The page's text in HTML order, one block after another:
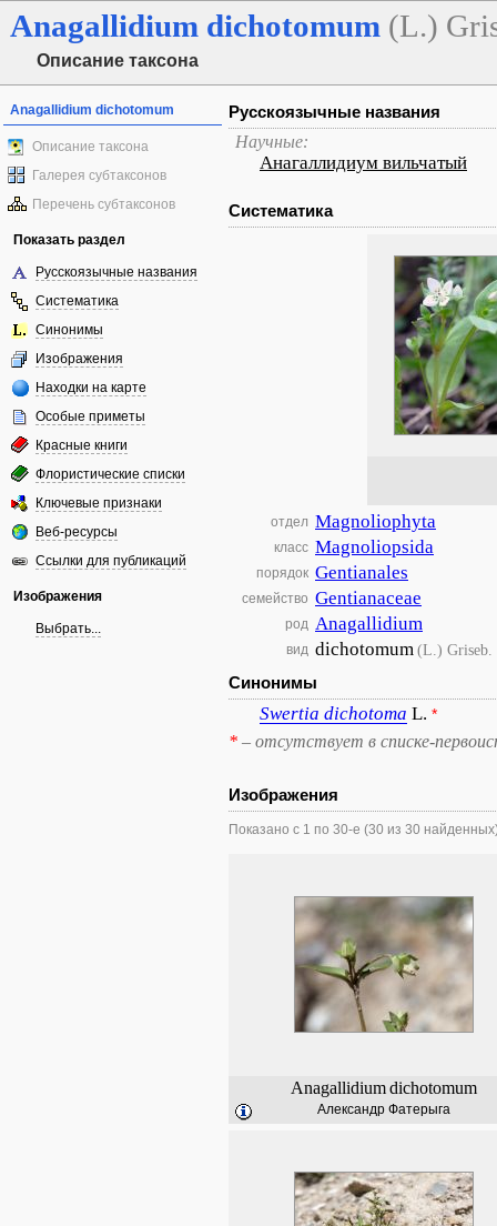
Anagallidium dichotomum (L.)
Описание таксона
Anagallidium dichotomum
Описание таксона
Галерея субтаксонов
Перечень субтаксонов
Показать раздел
Русскоязычные названия
Систематика
Синонимы
Изображения
Находки на карте
Особые приметы
Красные книги
Флористические списки
Ключевые признаки
Веб-ресурсы
Ссылки для публикаций
Изображения
Выбрать...
Русскоязычные названия
Научные:
Анагаллидиум вильчатый
Систематика
отдел Magnoliophyta
класс Magnoliopsida
порядок Gentianales
семейство Gentianaceae
род Anagallidium
вид dichotomum(L.) Griseb.
Синонимы
Swertia dichotoma L. *
* – отсутствует в списке-
Изображения
Показано с 1 по 30-е (30 из 30
Anagallidiumdichotomum
Александр Фатерыга